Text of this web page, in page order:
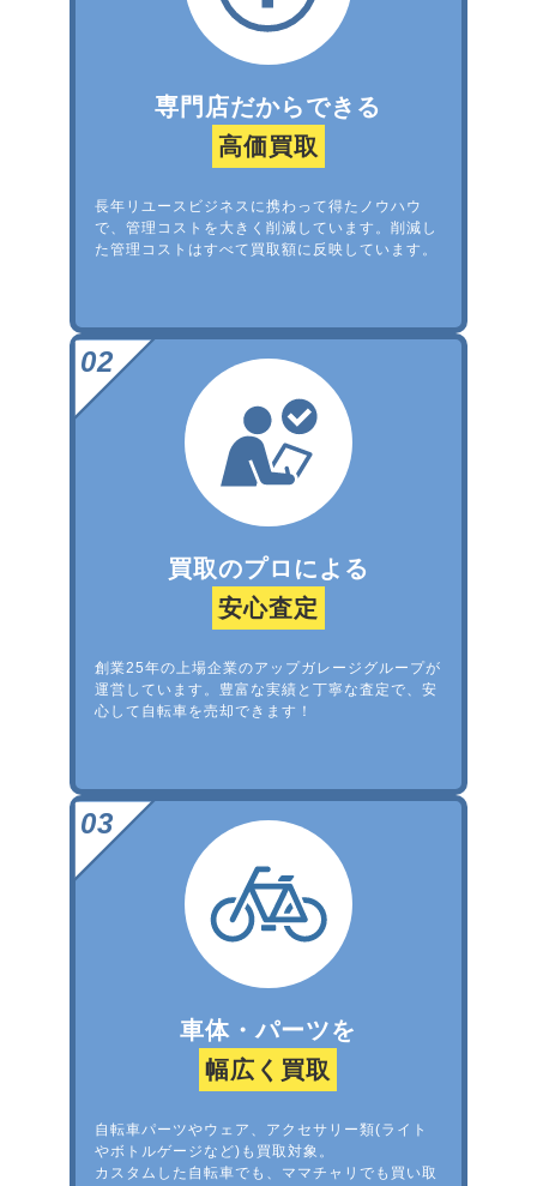
専門店だからできる
高価買取
長年リユースビジネスに携わって得たノウハウ
で、管理コストを大きく削減しています。削減し
た管理コストはすべて買取額に反映しています。
買取のプロによる
安心査定
創業25年の上場企業のアップガレージグループが
運営しています。豊富な実績と丁寧な査定で、安
心して自転車を売却できます！
車体・パーツを
幅広く買取
自転車パーツやウェア、アクセサリー類(ライト
やボトルゲージなど)も買取対象。
カスタムした自転車でも、ママチャリでも買い取